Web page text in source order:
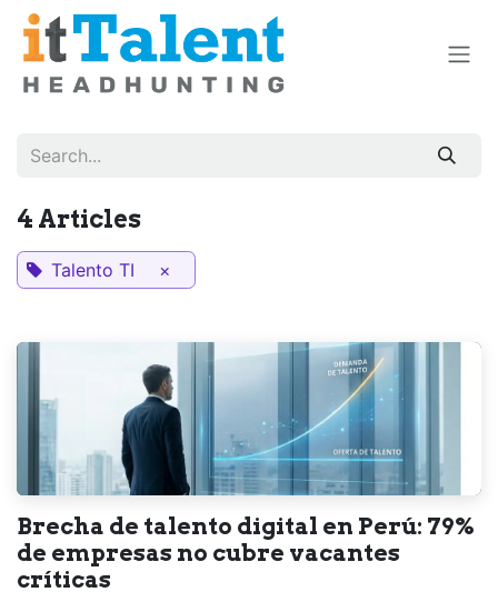
Skip to Content
4 Articles
Talento TI ×
Brecha de talento digital en Perú: 79%
de empresas no cubre vacantes
críticas